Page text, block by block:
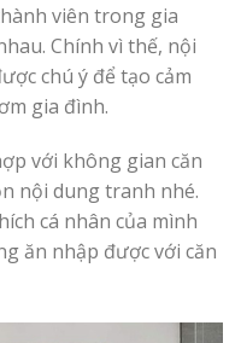
viên trong gia
Chính vì thế, nội
chú ý để tạo cảm
gia đình.
với không gian căn
nội dung tranh nhé.
cá nhân của mình
ăn nhập được với căn